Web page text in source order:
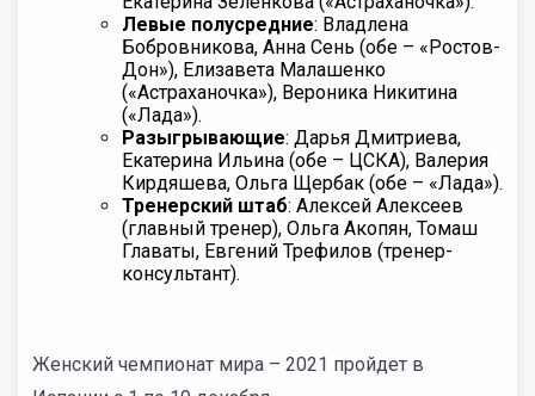
Левые полусредние: Владлена
Бобровникова, Анна Сень (обе – «Ростов-
Дон»), Елизавета Малашенко
(«Астраханочка»), Вероника Никитина
(«Лада»).
Разыгрывающие: Дарья Дмитриева,
Екатерина Ильина (обе – ЦСКА), Валерия
Кирдяшева, Ольга Щербак (обе – «Лада»).
Тренерский штаб: Алексей Алексеев
(главный тренер), Ольга Акопян, Томаш
Главаты, Евгений Трефилов (тренер-
консультант).
Женский чемпионат мира – 2021 пройдет в